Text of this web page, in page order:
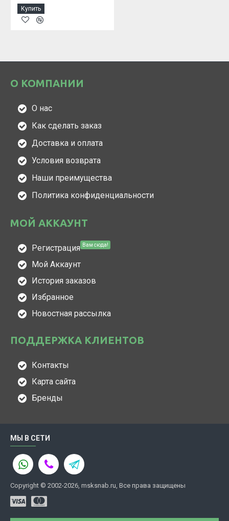
Купить
О КОМПАНИИ
О нас
Как сделать заказ
Доставка и оплата
Условия возврата
Наши преимущества
Политика конфиденциальности
МОЙ АККАУНТ
Регистрация Вам сюда!
Мой Аккаунт
История заказов
Избранное
Новостная рассылка
ПОДДЕРЖКА КЛИЕНТОВ
Контакты
Карта сайта
Бренды
МЫ В СЕТИ
Copyright © 2002-2026, msksnab.ru, Все права защищены